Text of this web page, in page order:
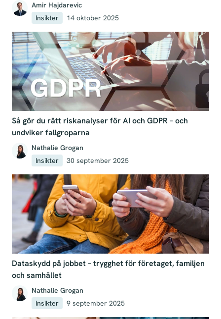
Amir Hajdarevic
Insikter
14 oktober 2025
Så gör du rätt riskanalyser för AI och GDPR – och
undviker fallgroparna
Nathalie Grogan
Insikter
30 september 2025
Dataskydd på jobbet – trygghet för företaget, familjen
och samhället
Nathalie Grogan
Insikter
9 september 2025